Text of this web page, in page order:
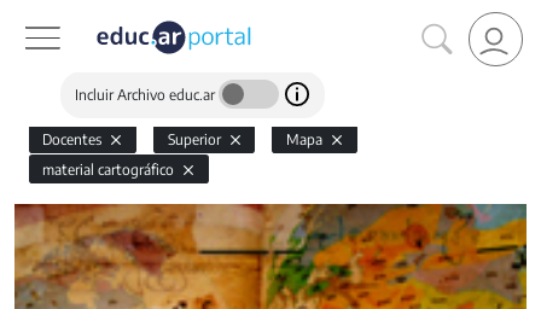
Incluir Archivo educ.ar
Docentes Superior
Mapa
material cartográfico